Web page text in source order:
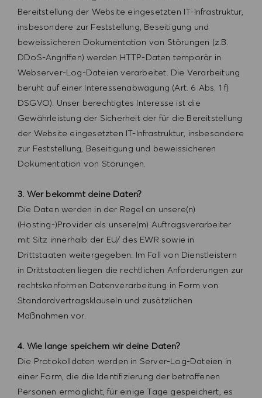
Bereitstellung der Website eingesetzten IT-Infrastruktur,
insbesondere zur Feststellung, Beseitigung und
beweissicheren Dokumentation von Störungen (z.B.
DDoS-Angriffen) werden HTTP-Daten temporär in
Webserver-Log-Dateien verarbeitet. Die Verarbeitung
beruht auf einer Interessenabwägung (Art. 6 Abs. 1 f)
DSGVO). Unser berechtigtes Interesse ist die
Gewährleistung der Sicherheit der für die Bereitstellung
der Website eingesetzten IT-Infrastruktur, insbesondere
zur Feststellung, Beseitigung und beweissicheren
Dokumentation von Störungen.
3. Wer bekommt deine Daten?
Die Daten werden in der Regel an unsere(n)
(Hosting-)Provider als unsere(m) Auftragsverarbeiter
mit Sitz innerhalb der EU/ des EWR sowie in
Drittstaaten weitergegeben. Im Fall von Dienstleistern
in Drittstaaten liegen die rechtlichen Anforderungen zur
rechtskonformen Datenverarbeitung in Form von
Standardvertragsklauseln und zusätzlichen
Maßnahmen vor.
4. Wie lange speichern wir deine Daten?
Die Protokolldaten werden in Server-Log-Dateien in
einer Form, die die Identifizierung der betroffenen
Personen ermöglicht, für einige Tage gespeichert, es